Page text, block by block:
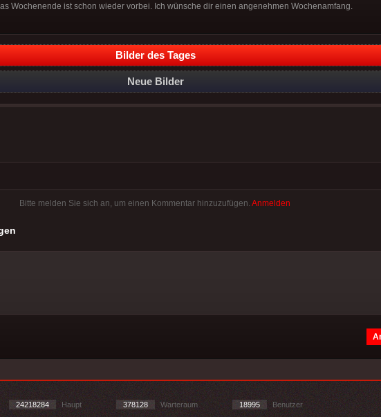
Wochenende ist schon wieder vorbei. Ich wünsche dir einen angenehmen Wochenamfang.
Bilder des Tages
Neue Bilder
Bitte melden Sie sich an, um einen Kommentar hinzuzufügen. Anmelden
24218284 Haupt 378128 Warteraum 18995 Benutzer